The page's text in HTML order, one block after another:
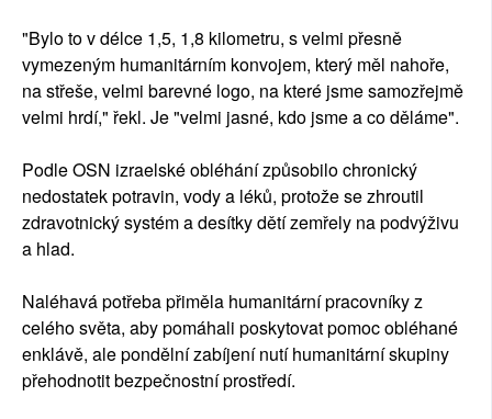
"Bylo to v délce 1,5, 1,8 kilometru, s velmi přesně
vymezeným humanitárním konvojem, který měl nahoře,
na střeše, velmi barevné logo, na které jsme samozřejmě
velmi hrdí," řekl. Je "velmi jasné, kdo jsme a co děláme".
Podle OSN izraelské obléhání způsobilo chronický
nedostatek potravin, vody a léků, protože se zhroutil
zdravotnický systém a desítky dětí zemřely na podvýživu
a hlad.
Naléhavá potřeba přiměla humanitární pracovníky z
celého světa, aby pomáhali poskytovat pomoc obléhané
enklávě, ale pondělní zabíjení nutí humanitární skupiny
přehodnotit bezpečnostní prostředí.